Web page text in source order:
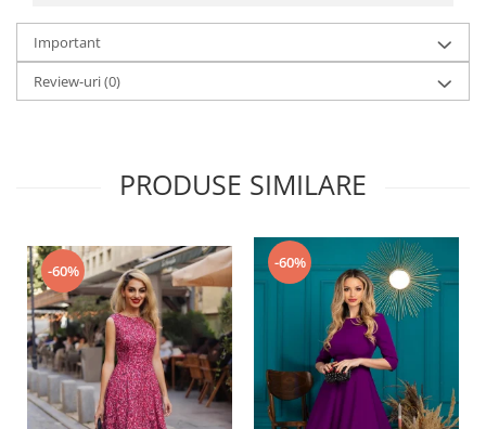
Important
Review-uri(0)
PRODUSE SIMILARE
-60% -60%